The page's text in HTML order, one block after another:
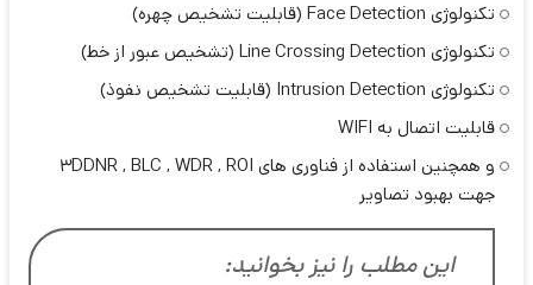
تکنولوژی Face Detection (قابلیت تشخیص چهره)
تکنولوژی Line Crossing Detection (تشخیص عبور از خط)
تکنولوژی Intrusion Detection (قابلیت تشخیص نفوذ)
قابلیت اتصال به WIFI
و همچنین استفاده از فناوری های 3DDNR , BLC , WDR , ROI
جهت بهبود تصاویر
این مطلب را نیز بخوانید: